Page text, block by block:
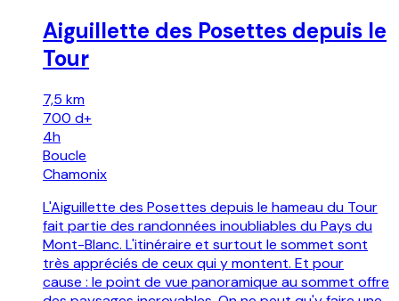
Aiguillette des Posettes depuis le
Tour
7,5 km
700 d+
4h
Boucle
Chamonix
L'Aiguillette des Posettes depuis le hameau du Tour
fait partie des randonnées inoubliables du Pays du
Mont-Blanc. L'itinéraire et surtout le sommet sont
très appréciés de ceux qui y montent. Et pour
cause : le point de vue panoramique au sommet offre